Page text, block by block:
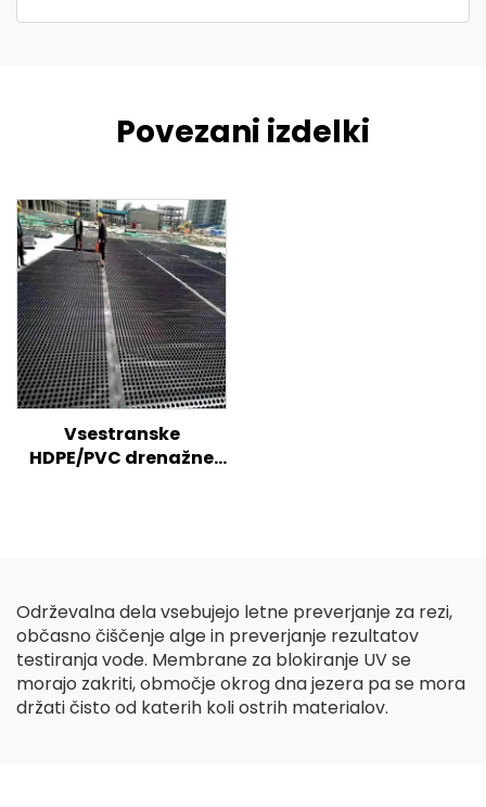
Povezani izdelki
Vsestranske
HDPE/PVC drenažne
Održevalna dela vsebujejo letne preverjanje za rezi,
občasno čiščenje alge in preverjanje rezultatov
testiranja vode. Membrane za blokiranje UV se
morajo zakriti, območje okrog dna jezera pa se mora
držati čisto od katerih koli ostrih materialov.